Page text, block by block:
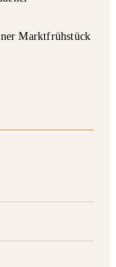
Marktfrühstück